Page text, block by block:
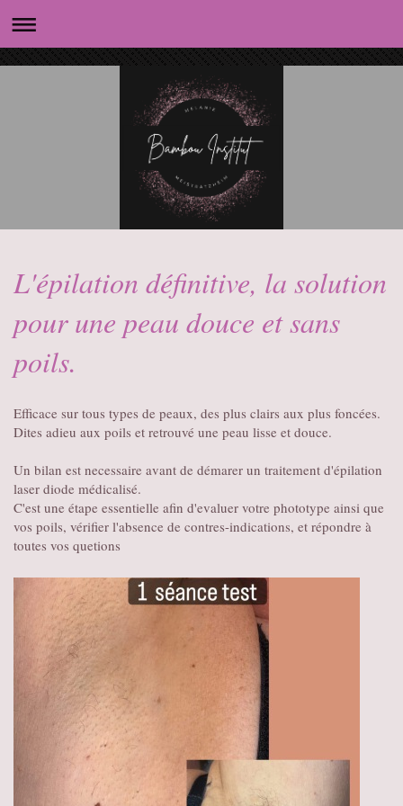
L'épilation définitive, la solution
pour une peau douce et sans
poils.
Efficace sur tous types de peaux, des plus clairs aux plus foncées.
Dites adieu aux poils et retrouvé une peau lisse et douce.
Un bilan est necessaire avant de démarer un traitement d'épilation
laser diode médicalisé.
C'est une étape essentielle afin d'evaluer votre phototype ainsi que
vos poils, vérifier l'absence de contres-indications, et répondre à
toutes vos quetions